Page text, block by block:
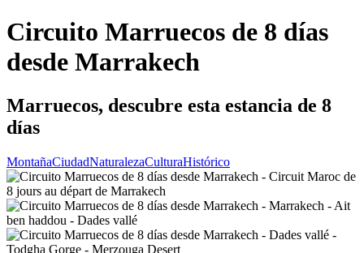
Circuito Marruecos de 8 días
desde Marrakech
Marruecos, descubre esta estancia de 8
días
MontañaCiudadNaturalezaCulturaHistórico